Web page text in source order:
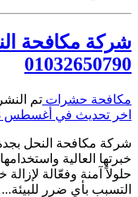
شركة مكافحة
01032650790
مكافحة حشرات تم
اخر تحديث في أغسطس 8, 2025
شركة مكافحة النحل
خبرتها العالية
حلولاً آمنة وفعّالة
التسبب بأي ضرر للبيئة...